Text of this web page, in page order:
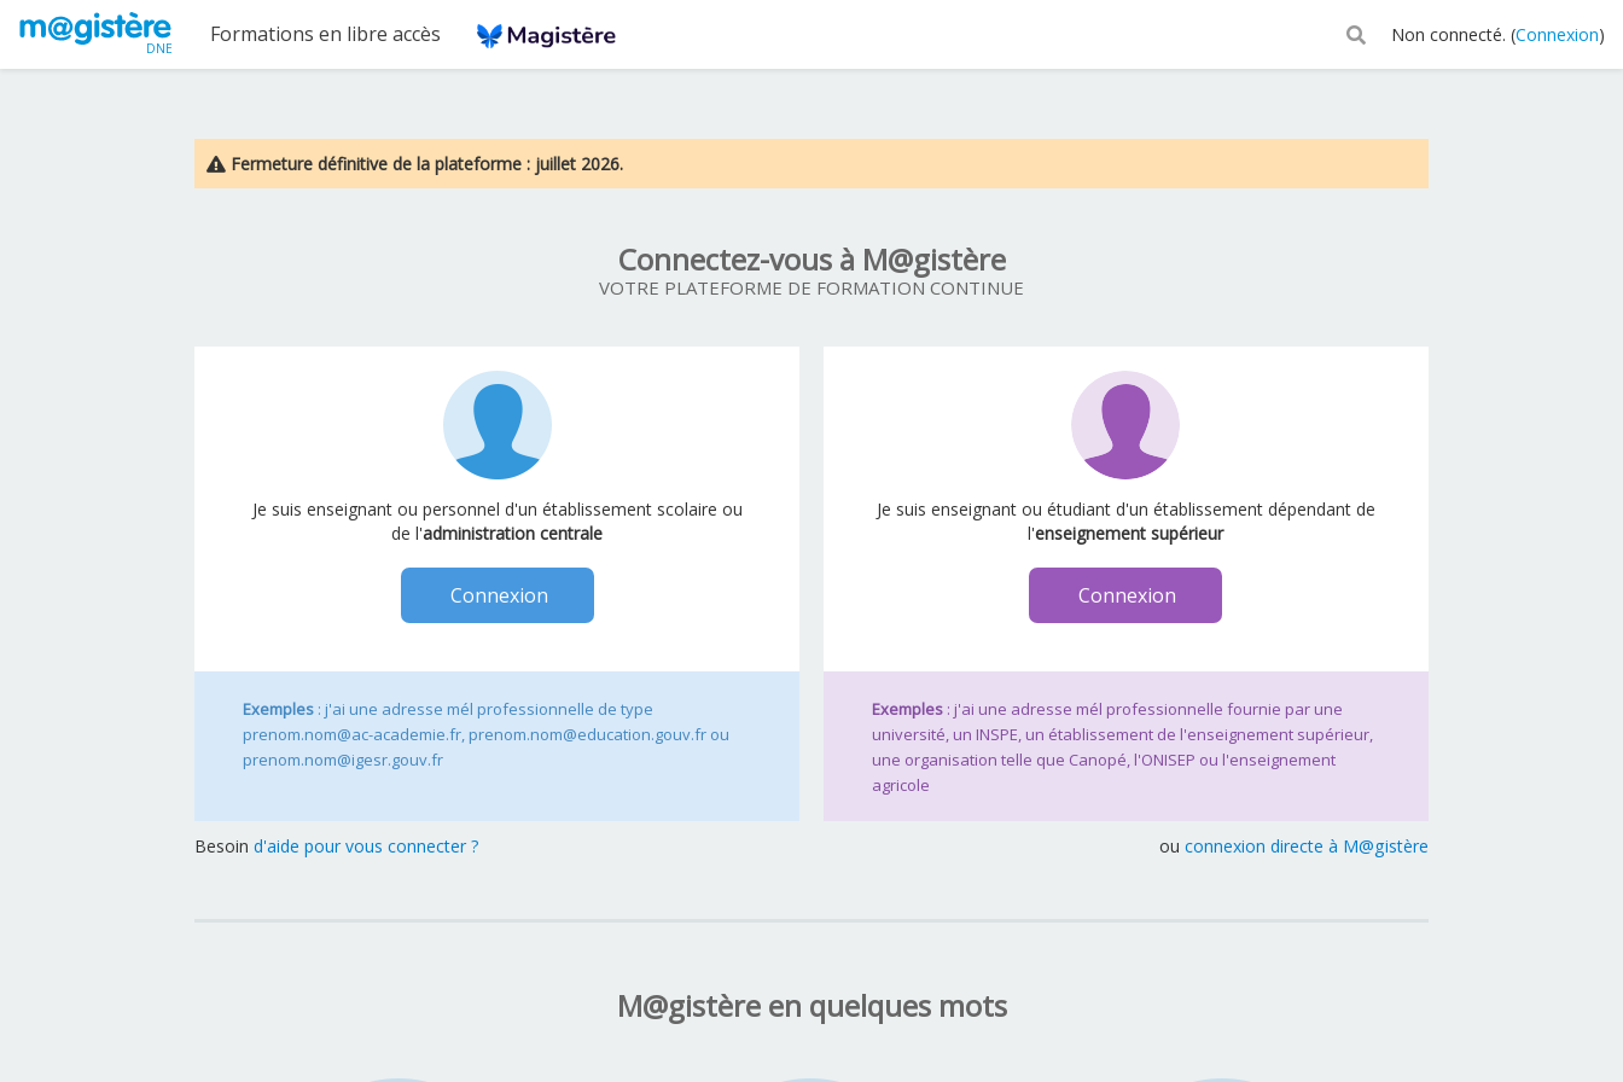
Passer au contenu principal
DNE
Formations en libre accès Non connecté. (Connexion)
Fermeture définitive de la plateforme : juillet 2026.
Connectez-vous à M@gistère
VOTRE PLATEFORME DE FORMATION CONTINUE
Je suis enseignant ou personnel d'un établissement scolaire ou
de l'administration centrale
Connexion
Exemples : j'ai une adresse mél professionnelle de type
prenom.nom@ac-academie.fr, prenom.nom@education.gouv.fr ou
prenom.nom@igesr.gouv.fr
Je suis enseignant ou étudiant d'un établissement dépendant de
l'enseignement supérieur
Connexion
Exemples : j'ai une adresse mél professionnelle fournie par une
université, un INSPE, un établissement de l'enseignement supérieur,
une organisation telle que Canopé, l'ONISEP ou l'enseignement
agricole
Besoind'aide pour vous connecter ? ou connexion directe à M@gistère
M@gistère en quelques mots